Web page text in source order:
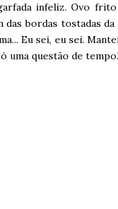
infeliz. Ovo frito
das bordas tostadas da
Eu sei, eu sei.
uma questão de